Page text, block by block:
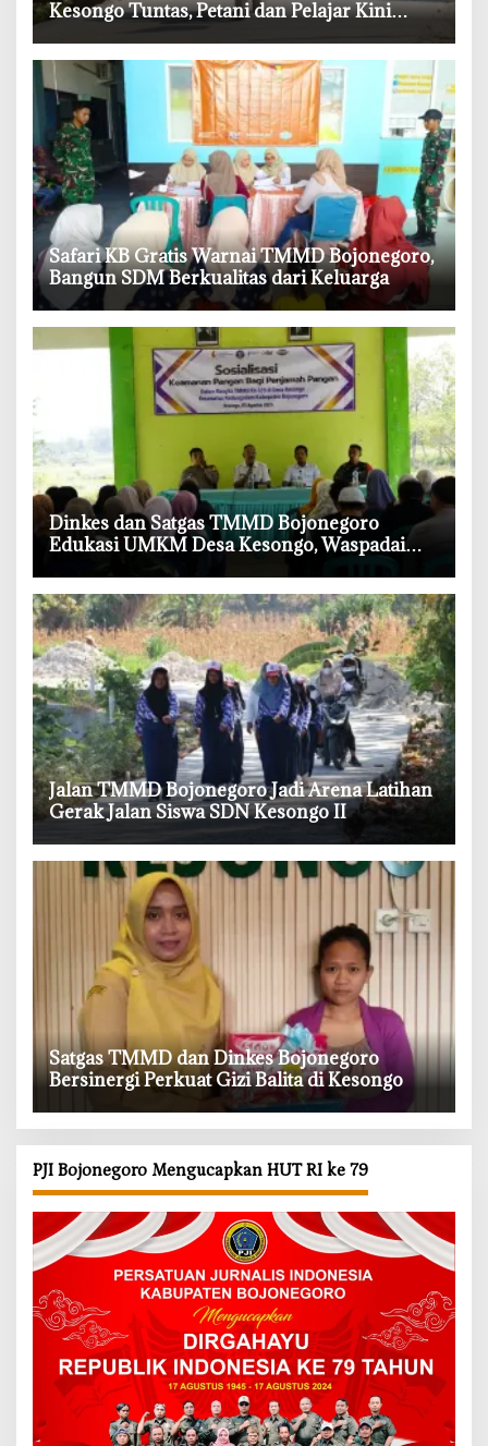
Kesongo Tuntas, Petani dan Pelajar Kini
‎Safari KB Gratis Warnai TMMD Bojonegoro,
Bangun SDM Berkualitas dari Keluarga
‎Dinkes dan Satgas TMMD Bojonegoro
Edukasi UMKM Desa Kesongo, Waspadai
Boraks dan Formalin
‎Jalan TMMD Bojonegoro Jadi Arena Latihan
Gerak Jalan Siswa SDN Kesongo II
‎Satgas TMMD dan Dinkes Bojonegoro
Bersinergi Perkuat Gizi Balita di Kesongo
PJI Bojonegoro Mengucapkan HUT RI ke 79